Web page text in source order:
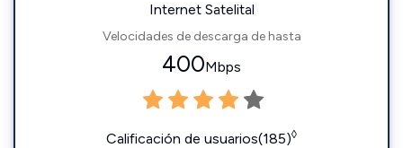
Internet Satelital
Velocidades de descarga de hasta
400Mbps
Calificación de usuarios(185)◊